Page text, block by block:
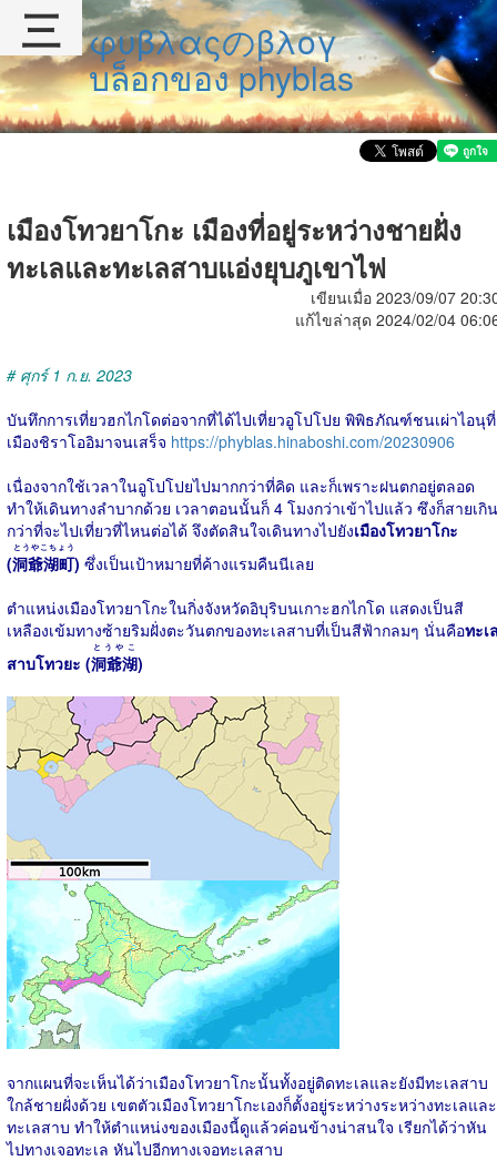
φυβλαςのβλογ
บล็อกของ phyblas
เมืองโทวยาโกะ เมืองที่อยู่ระหว่างชายฝั่ง
ทะเลและทะเลสาบแอ่งยุบภูเขาไฟ
เขียนเมื่อ 2023/09/07
แก้ไขล่าสุด 2024/02/04
# ศุกร์ 1 ก.ย. 2023
บันทึกการเที่ยวฮกไกโดต่อจากที่ได้ไปเที่ยวอูโปโปย พิพิธภัณฑ์ชนเผ่าไอนุที่
เมืองชิราโออิมาจนเสร็จ https://phyblas.hinaboshi.com/20230906
เนื่องจากใช้เวลาในอูโปโปยไปมากกว่าที่คิด และก็เพราะฝนตกอยู่ตลอด
ทำให้เดินทางลำบากด้วย เวลาตอนนั้นก็ 4 โมงกว่าเข้าไปแล้ว ซึงก็สายเกิน
กว่าที่จะไปเที่ยวที่ไหนต่อได้ จึงตัดสินใจเดินทางไปยังเมืองโทวยาโกะ
(洞爺湖町
とうやこちょう
) ซึ่งเป็นเป้าหมายที่ค้างแรมคืนนีเลย
ตำแหน่งเมืองโทวยาโกะในกิ่งจังหวัดอิบุริบนเกาะฮกไกโด แสดงเป็นสี
เหลืองเข้มทางซ้ายริมฝั่งตะวันตกของทะเลสาบที่เป็นสีฟ้ากลมๆ นั่นคือทะเ
สาบโทวยะ (洞爺湖
とうやこ
)
จากแผนที่จะเห็นได้ว่าเมืองโทวยาโกะนั้นทั้งอยู่ติดทะเลและยังมีทะเลสาบ
ใกล้ชายฝั่งด้วย เขตตัวเมืองโทวยาโกะเองก็ตั้งอยู่ระหว่างระหว่างทะเลและ
ทะเลสาบ ทำให้ตำแหน่งของเมืองนี้ดูแล้วค่อนข้างน่าสนใจ เรียกได้ว่าหัน
ไปทางเจอทะเล หันไปอีกทางเจอทะเลสาบ
三